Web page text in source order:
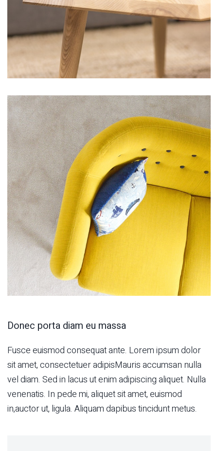
Donec porta diam eu massa
Fusce euismod consequat ante. Lorem ipsum dolor
sit amet, consectetuer adipisMauris accumsan nulla
vel diam. Sed in lacus ut enim adipiscing aliquet. Nulla
venenatis. In pede mi, aliquet sit amet, euismod
in,auctor ut, ligula. Aliquam dapibus tincidunt metus.